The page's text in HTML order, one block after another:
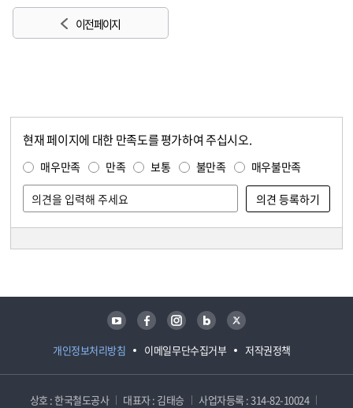
이전 페이지
현재 페이지에 대한 만족도를 평가하여 주십시오.
매우만족 만족 보통 불만족 매우불만족
개인정보처리방침 이메일무단수집거부 저작권정책
유튜브 페이스북 인스타그램 블로그 트위터
상호 : 한국철도공사 대표자 : 김태승
사업자등록 : 314-82-10024